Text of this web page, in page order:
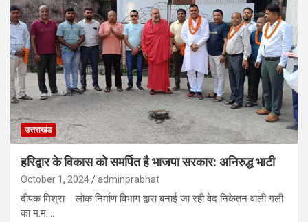
उत्तराखंड
हरिद्वार के विकास को समर्पित है भाजपा सरकार: अनिरुद्ध भाटी
October 1, 2024 adminprabhat
दीपक मिश्रा लोक निर्माण विभाग द्वारा बनाई जा रही वेद निकेतन वाली गली
का म.म.…